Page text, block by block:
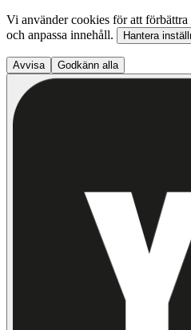
Vi använder cookies för att
och anpassa innehåll.
Hantera
Avvisa Godkänn alla